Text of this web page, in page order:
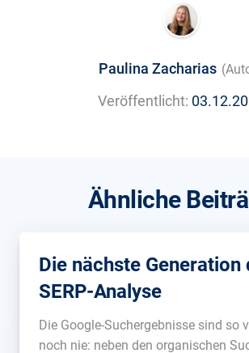
Paulina Zacharias
Veröffentlicht:
Ähnliche
Die nächste Generation
SERP-Analyse
Die Google-Suchergebnisse sind so
noch nie: neben den organischen